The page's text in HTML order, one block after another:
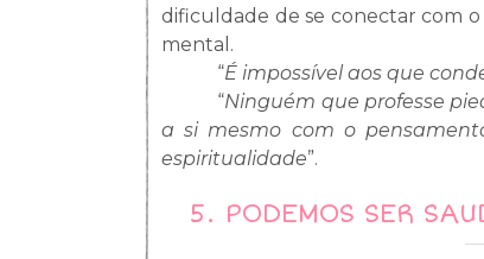
dificuldade de se conectar com
mental.
“É impossível aos que
“Ninguém que professe
a si mesmo com o
espiritualidade”.
5. PODEMOS SER